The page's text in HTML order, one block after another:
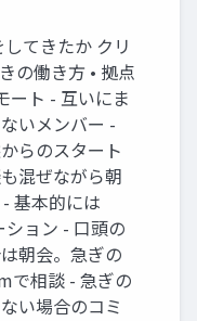
てきたか クリ
の働き⽅ • 拠点
ート - 互いにま
いメンバー -
らのスタート
混ぜながら朝
基本的には
ョン - ⼝頭の
朝会。急ぎの
で相談 - 急ぎの
い場合のコミ